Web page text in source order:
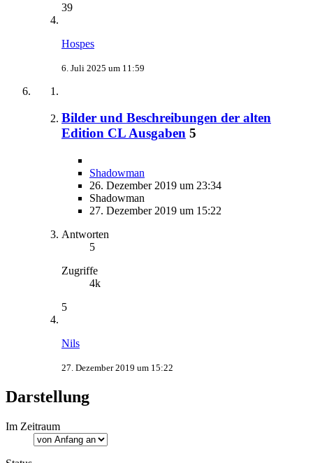
39
Hospes
6. Juli 2025 um 11:59
Bilder und Beschreibungen der alten
Edition CL Ausgaben 5
Shadowman
26. Dezember 2019 um 23:34
Shadowman
27. Dezember 2019 um 15:22
Antworten
5
Zugriffe
4k
5
Nils
27. Dezember 2019 um 15:22
Darstellung
Im Zeitraum